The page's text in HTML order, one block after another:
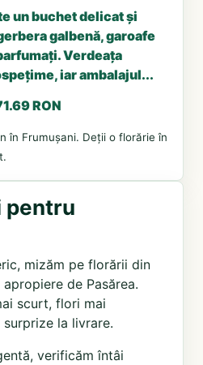
un buchet delicat și
galbenă, garoafe
Verdeața
iar ambalajul...
RON
în Frumușani. Deții o florărie în
pentru
mizăm pe florării din
de Pasărea.
scurt, flori mai
la livrare.
verificăm întâi